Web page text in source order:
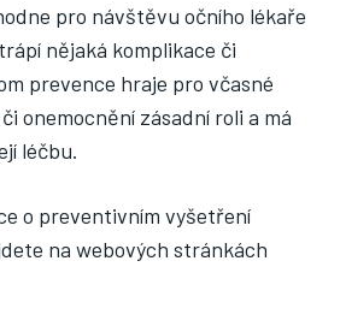
pro návštěvu očního lékaře
nějaká komplikace či
prevence hraje pro včasné
onemocnění zásadní roli a má
léčbu.
o preventivním vyšetření
na webových stránkách